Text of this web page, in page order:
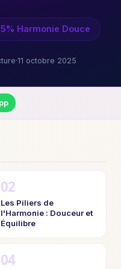
Harmonie Douce
·11 octobre 2025
Les Piliers de
l'Harmonie : Douceur et
Équilibre